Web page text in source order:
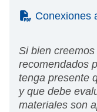
(PDF)
Conexiones
Si bien
recomendados
tenga presente
y que debe
materiales son